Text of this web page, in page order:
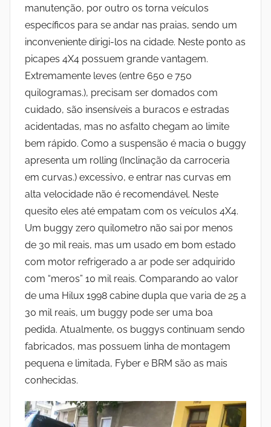
manutenção, por outro os torna veículos
específicos para se andar nas praias, sendo um
inconveniente dirigi-los na cidade. Neste ponto as
picapes 4X4 possuem grande vantagem.
Extremamente leves (entre 650 e 750
quilogramas.), precisam ser domados com
cuidado, são insensíveis a buracos e estradas
acidentadas, mas no asfalto chegam ao limite
bem rápido. Como a suspensão é macia o buggy
apresenta um rolling (Inclinação da carroceria
em curvas.) excessivo, e entrar nas curvas em
alta velocidade não é recomendável. Neste
quesito eles até empatam com os veículos 4X4.
Um buggy zero quilometro não sai por menos
de 30 mil reais, mas um usado em bom estado
com motor refrigerado a ar pode ser adquirido
com “meros” 10 mil reais. Comparando ao valor
de uma Hilux 1998 cabine dupla que varia de 25 a
30 mil reais, um buggy pode ser uma boa
pedida. Atualmente, os buggys continuam sendo
fabricados, mas possuem linha de montagem
pequena e limitada, Fyber e BRM são as mais
conhecidas.